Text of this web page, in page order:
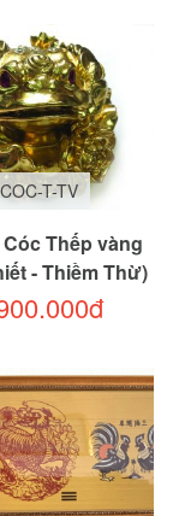
COC-T-TV
Thếp vàng
- Thiềm Thừ)